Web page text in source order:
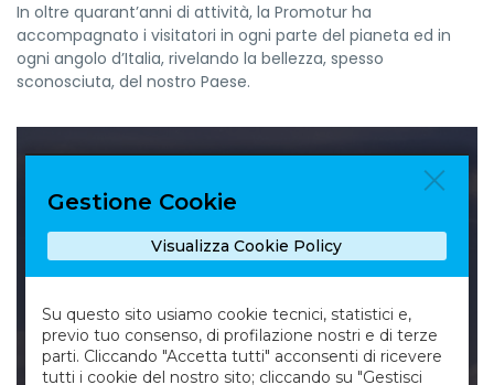
In oltre quarant’anni di attività, la Promotur ha
accompagnato i visitatori in ogni parte del pianeta ed in
ogni angolo d’Italia, rivelando la bellezza, spesso
sconosciuta, del nostro Paese.